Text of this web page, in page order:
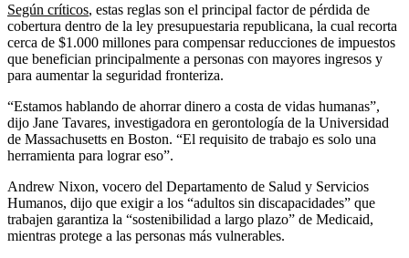
Según críticos, estas reglas son el principal factor de pérdida de
cobertura dentro de la ley presupuestaria republicana, la cual recorta
cerca de $1.000 millones para compensar reducciones de impuestos
que benefician principalmente a personas con mayores ingresos y
para aumentar la seguridad fronteriza.
“Estamos hablando de ahorrar dinero a costa de vidas humanas”,
dijo Jane Tavares, investigadora en gerontología de la Universidad
de Massachusetts en Boston. “El requisito de trabajo es solo una
herramienta para lograr eso”.
Andrew Nixon, vocero del Departamento de Salud y Servicios
Humanos, dijo que exigir a los “adultos sin discapacidades” que
trabajen garantiza la “sostenibilidad a largo plazo” de Medicaid,
mientras protege a las personas más vulnerables.